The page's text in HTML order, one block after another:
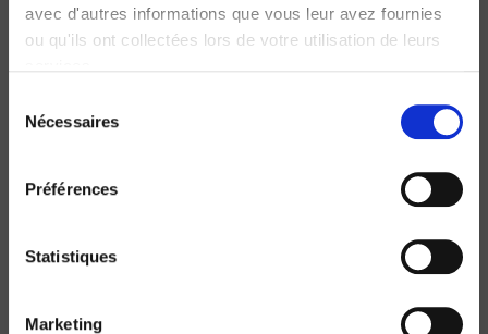
avec d'autres informations que vous leur avez fournies
ou qu'ils ont collectées lors de votre utilisation de leurs
Nécessaires
Préférences
Statistiques
Marketing
Israël en guerre
Jean-Pierre Derriennic